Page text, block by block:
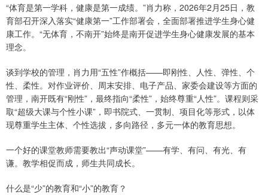
“体育是第一学科，健康是第一成绩。”肖力称，2026年2月25日，教
育部召开深入落实“健康第一”工作部署会，全面部署推进学生身心健
康工作。“无体育，不南开”始终是南开促进学生身心健康发展的基本
理念。
谈到学校的管理，肖力用“五性”作概括——即刚性、人性、弹性、个
性、柔性。对作业评价、周末安排、电子产品、家委会建设等方面的
管理，南开既有“刚性”，最终指向“柔性”，始终尊重“人性”。课程则采
取“超级大课与个性小课”，即书院式、一贯制、项目化等形式，以体
现尊重学生主体、个性选拔，多向路径，多元一体的教育思想。
一个好的课堂教师需要教出“声动课堂”——有学、有问、有光、有
谦。教学相促而成，师生共同成长。
什么是“少”的教育和“小”的教育？